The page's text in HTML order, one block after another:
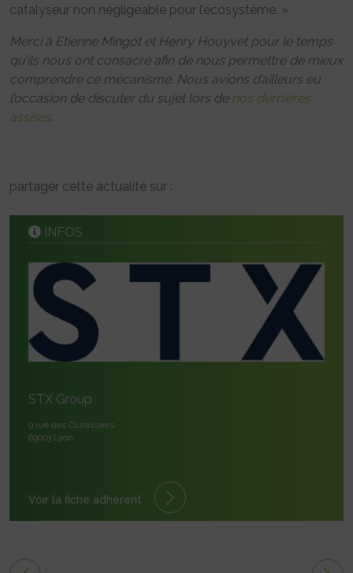
catalyseur non négligeable pour l’écosystème. »
Merci à Etienne Mingot et Henry Houyvet pour le temps
qu’ils nous ont consacré afin de nous permettre de mieux
comprendre ce mécanisme. Nous avions d’ailleurs eu
l’occasion de discuter du sujet lors de nos dernières
assises.
partager cette actualité sur :
INFOS
STX Group
9 rue des Cuirassiers
69003 Lyon
Voir la fiche adhérent